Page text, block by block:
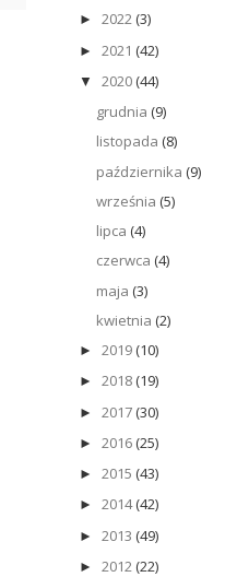
►2022 (3)
►2021 (42)
▼ 2020 (44)
grudnia (9)
listopada (8)
października (9)
września (5)
lipca (4)
czerwca (4)
maja (3)
kwietnia (2)
►2019 (10)
►2018 (19)
►2017 (30)
►2016 (25)
►2015 (43)
►2014(42)
►2013 (49)
►2012 (22)